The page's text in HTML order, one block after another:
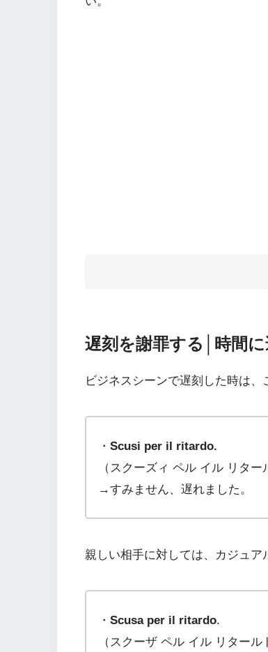
遅刻を謝罪する│時間
ビジネスシーンで遅刻した時は、
・Scusi per il ritardo.
（スクーズィ ペル イル リター
→すみません、遅れました。
親しい相手に対しては、カジュア
・Scusa per il ritardo.
（スクーザ ペル イル リタール